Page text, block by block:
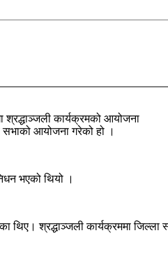
कार्यक्रमको आयोजना
आयोजना गरेको हो ।
भएको थियो ।
थिए। श्रद्धाञ्जली कार्यक्रममा